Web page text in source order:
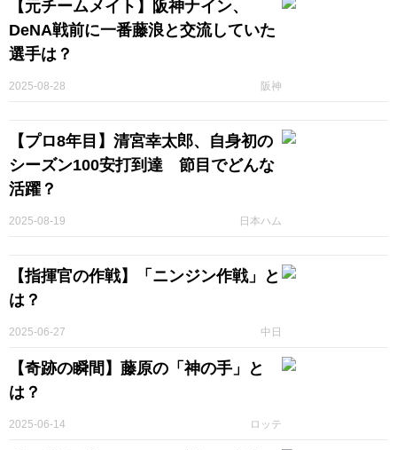
【元チームメイト】阪神ナイン、
DeNA戦前に一番藤浪と交流していた
選手は？
阪神
2025-08-28
【プロ8年目】清宮幸太郎、自身初の
シーズン100安打到達 節目でどんな
活躍？
日本ハム
2025-08-19
【指揮官の作戦】「ニンジン作戦」と
は？
中日
2025-06-27
【奇跡の瞬間】藤原の「神の手」と
は？
ロッテ
2025-06-14